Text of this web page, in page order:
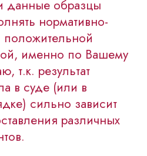
данные образцы
нормативно-
положительной
именно по Вашему
т.к. результат
в суде (или в
сильно зависит
различных